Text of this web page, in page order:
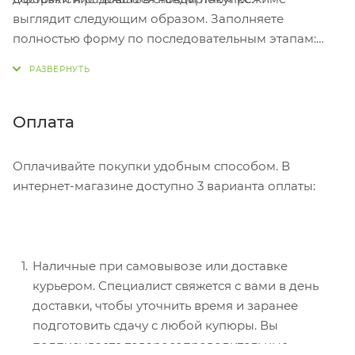
выглядит следующим образом. Заполняете
полностью форму по последовательным этапам:
Нажмите кнопку «Оформить заказ».
Оплата
Оплачивайте покупки удобным способом. В
интернет-магазине доступно 3 варианта оплаты:
Наличные при самовывозе или доставке
курьером. Специалист свяжется с вами в день
доставки, чтобы уточнить время и заранее
подготовить сдачу с любой купюры. Вы
подписываете товаросопроводительные